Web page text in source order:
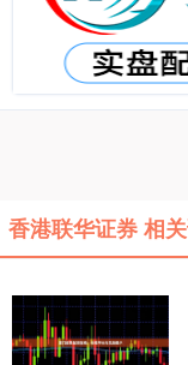
香港联华证券 相